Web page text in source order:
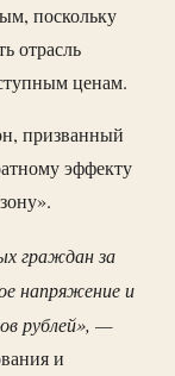
поскольку
отрасль
ценам.
призванный
эффекту
граждан за
напряжение и
рублей», —
и